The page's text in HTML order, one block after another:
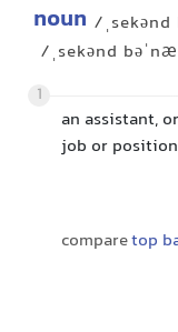
noun /ˌsekənd
/ˌsekənd
1
an assistant,
job or
comparetop